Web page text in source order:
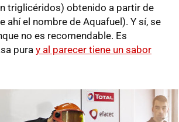
triglicéridos) obtenido a partir de
ahí el nombre de Aquafuel). Y sí, se
no es recomendable. Es
pura y al parecer tiene un sabor